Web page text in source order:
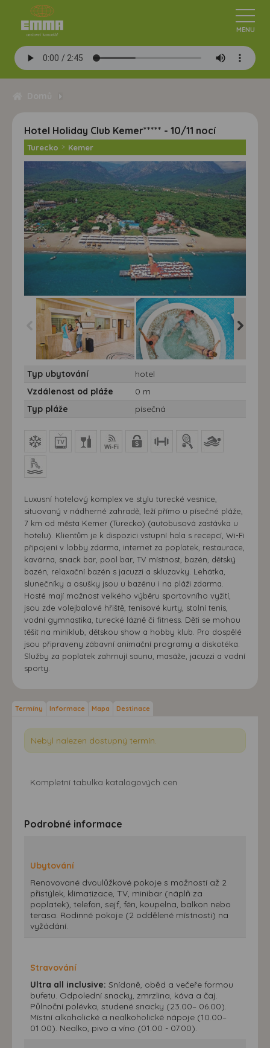
Hotel Holiday Club Kemer***** - 10/11 nocí
Turecko > Kemer
Kemer***** - 10/11 nocí
Kemer***** - 10/11 nocí
Typ ubytování
hotel
Vzdálenost od pláže
0 m
Typ pláže
písečná
Luxusní hotelový komplex ve stylu turecké vesnice,
situovaný v nádherné zahradě, leží přímo u písečné pláže,
7 km od města Kemer (Turecko) (autobusová zastávka u
hotelu). Klientům je k dispozici vstupní hala s recepcí, Wi-Fi
připojení v lobby zdarma, internet za poplatek, restaurace,
kavárna, snack bar, pool bar, TV místnost, bazén, dětský
bazén, relaxační bazén s jacuzzi a skluzavky. Lehátka,
slunečníky a osušky jsou u bazénu i na pláži zdarma.
Hosté mají možnost velkého výběru sportovního vyžití,
jsou zde volejbalové hřiště, tenisové kurty, stolní tenis,
vodní gymnastika, turecké lázně či fitness. Děti se mohou
těšit na miniklub, dětskou show a hobby klub. Pro dospělé
jsou připraveny zábavní animační programy a diskotéka.
Služby za poplatek zahrnují saunu, masáže, jacuzzi a vodní
sporty.
Termíny Informace Mapa Destinace
Nebyl nalezen dostupný termín.
Kompletní tabulka katalogových cen
Podrobné informace
Ubytování
Renovované dvoulůžkové pokoje s možností až 2
přistýlek, klimatizace, TV, minibar (náplň za
poplatek), telefon, sejf, fén, koupelna, balkon nebo
terasa. Rodinné pokoje (2 oddělené místnosti) na
vyžádání.
Stravování
Ultra all inclusive: Snídaně, oběd a večeře formou
bufetu. Odpolední snacky, zmrzlina, káva a čaj.
Půlnoční polévka, studené snacky (23.00– 06.00).
Místní alkoholické a nealkoholické nápoje (10.00–
01.00). Nealko, pivo a víno (01.00 - 07.00).